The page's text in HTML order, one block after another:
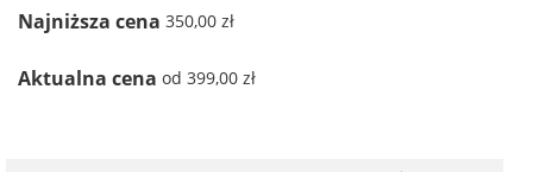
Najniższa cena 350,00 zł
Aktualna cena od 399,00 zł